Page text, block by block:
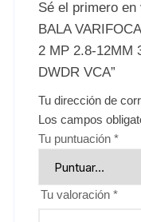
Sé el primero en
BALA
2 MP 2.8-12MM
DWDR VCA”
Tu dirección de
Los campos
Tu puntuación*
Tu valoración*